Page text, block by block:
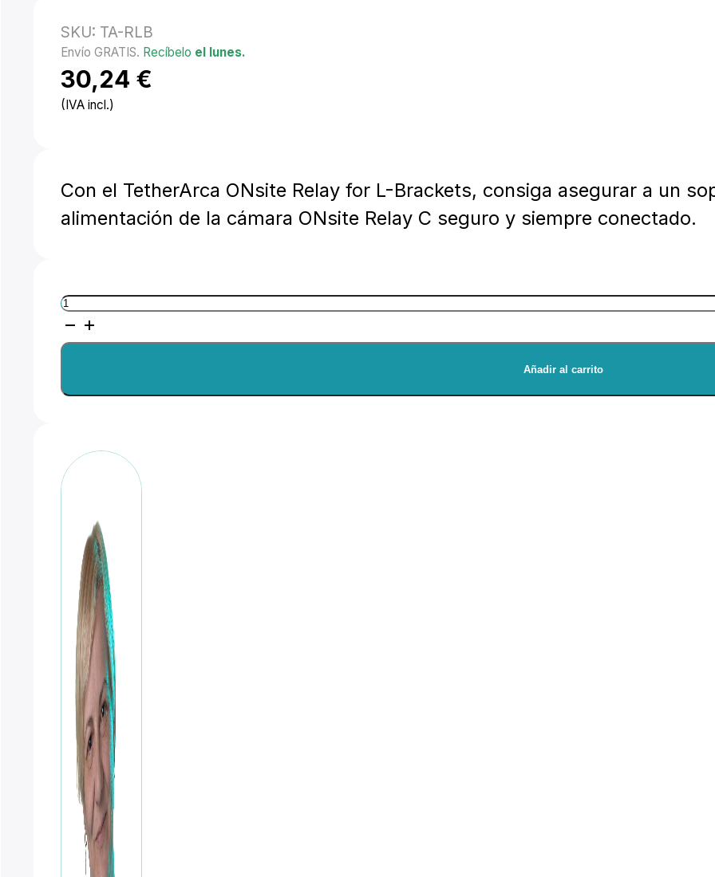
SKU: TA-RLB
Envío GRATIS. Recíbelo el lunes.
30,24 €
(IVA incl.)
Con el TetherArca ONsite Relay for L-Brackets, consiga asegurar a un
alimentación de la cámara ONsite Relay C seguro y siempre conectado.
TetherTools
TetherArca
Onsite
Relay
Brackets
cantidad
Añadir al carrito